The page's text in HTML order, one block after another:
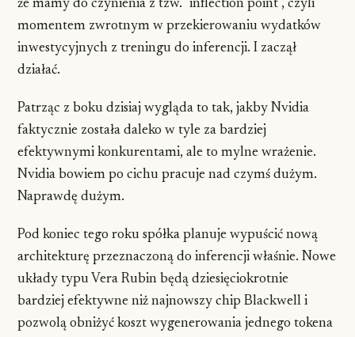
że mamy do czynienia z tzw. "inflection point", czyli
momentem zwrotnym w przekierowaniu wydatków
inwestycyjnych z treningu do inferencji. I zaczął
działać.
Patrząc z boku dzisiaj wygląda to tak, jakby Nvidia
faktycznie została daleko w tyle za bardziej
efektywnymi konkurentami, ale to mylne wrażenie.
Nvidia bowiem po cichu pracuje nad czymś dużym.
Naprawdę dużym.
Pod koniec tego roku spółka planuje wypuścić nową
architekturę przeznaczoną do inferencji właśnie. Nowe
układy typu Vera Rubin będą dziesięciokrotnie
bardziej efektywne niż najnowszy chip Blackwell i
pozwolą obniżyć koszt wygenerowania jednego tokena